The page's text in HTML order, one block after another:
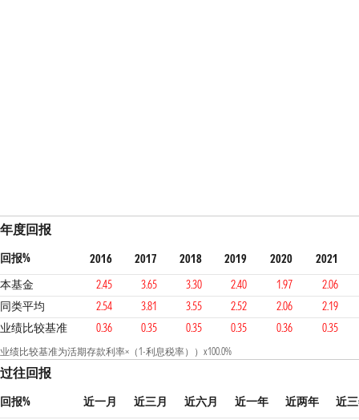
年度回报
回报% 2016 2017 2018 2019 2020
2021
本基金
2.45 3.65 3.30 2.40 1.97
2.06
同类平均
2.54 3.81 3.55 2.52 2.06
2.19
业绩比较基准
0.36 0.35 0.35 0.35 0.36 0.35
业绩比较基准为活期存款利率×（1-利息税率））x100.0%
过往回报
回报% 近一月 近三月 近六月 近一年 近两年
近